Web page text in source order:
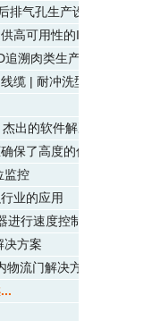
排气孔生产设备的制
高可用性的I/O系统
追溯肉类生产
缆 | 耐冲洗型IO-Link
出的软件解决方案——
保了高度的信息安全性
监控
业的应用
进行速度控制
决方案
流门解决方案